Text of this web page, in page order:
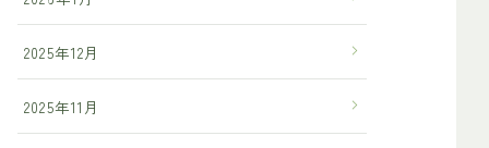
2025年12月
2025年11月